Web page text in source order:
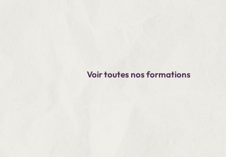
Voir toutes nos formations